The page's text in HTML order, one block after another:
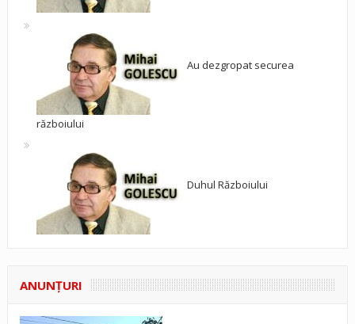
Au dezgropat securea
războiului
Duhul Războiului
ANUNŢURI